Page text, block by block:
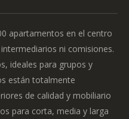
apartamentos en el centro
ni comisiones.
ideales para grupos y
están totalmente
de calidad y mobiliario
para corta, media y larga